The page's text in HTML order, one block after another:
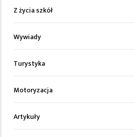
Z życia szkół
Wywiady
Turystyka
Motoryzacja
Artykuły